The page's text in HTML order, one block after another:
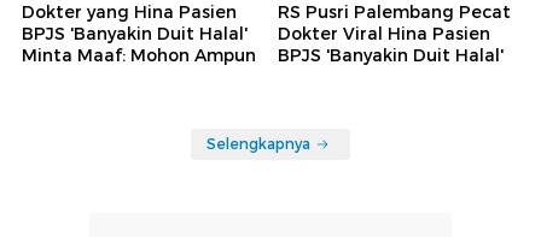
Dokter yang Hina Pasien
BPJS 'Banyakin Duit Halal'
Minta Maaf: Mohon Ampun
RS Pusri Palembang Pecat
Dokter Viral Hina Pasien
BPJS 'Banyakin Duit Halal'
Selengkapnya